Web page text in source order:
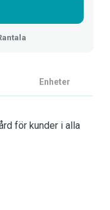
Enheter
för kunder i alla